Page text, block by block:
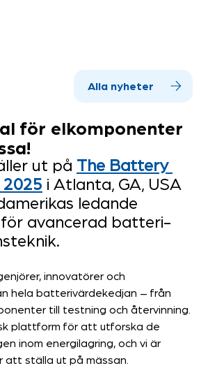
Alla nyheter
för elkomponenter
ut på The Battery
i Atlanta, GA, USA
ledande
avancerad batteri-
innovatörer och
hela batterivärdekedjan – från
till testning och återvinning.
plattform för att utforska de
inom energilagring, och vi är
ställa ut på mässan.